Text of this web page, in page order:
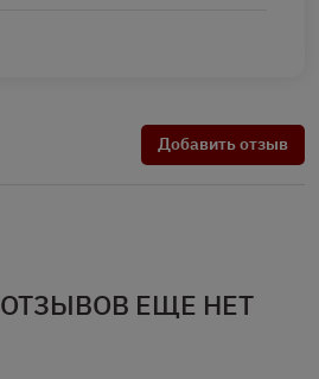
Добавить отзыв
ОТЗЫВОВ ЕЩЕ НЕТ